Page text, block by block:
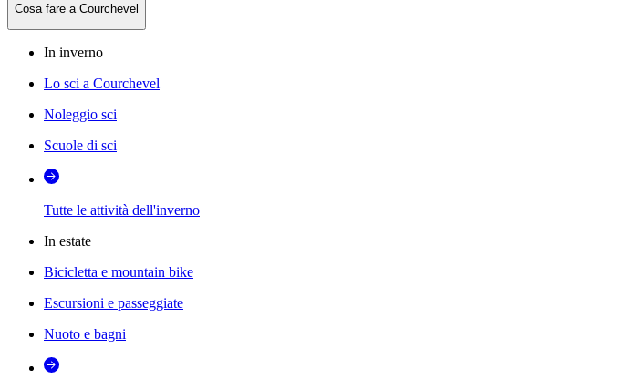
Cosa fare a Courchevel
In inverno
Lo sci a Courchevel
Noleggio sci
Scuole di sci
Tutte le attività dell'inverno
In estate
Bicicletta e mountain bike
Escursioni e passeggiate
Nuoto e bagni